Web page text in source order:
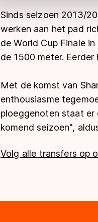
Sinds seizoen 2013/
werken aan het pad
de World Cup Finale
de 1500 meter.
Met de komst van
enthousiasme
ploeggenoten staat er
komend seizoen",
Volg alle transfers op